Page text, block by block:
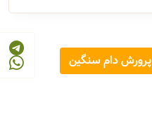
پرورش دام سنگین